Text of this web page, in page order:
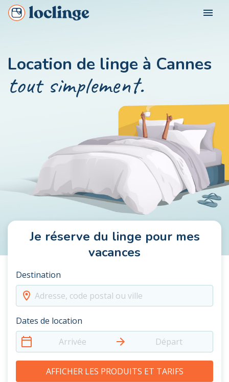
menu
Loclinge Vacancier
Loclinge Propriétaire
Loclinge Professionnel
NOS VILLES
Location de linge à Cannes
tout simplement.
Je réserve du linge pour mes
vacances
Destination
Adresse, code postal ou ville
Dates de location
Arrivée
Départ
AFFICHER LES PRODUITS ET TARIFS